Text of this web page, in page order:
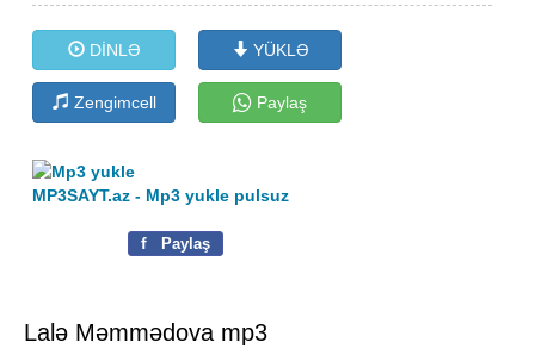
DİNLƏ YÜKLƏ
Zengimcell Paylaş
MP3SAYT.az - Mp3 yukle pulsuz
f Paylaş
Lalə Məmmədova mp3